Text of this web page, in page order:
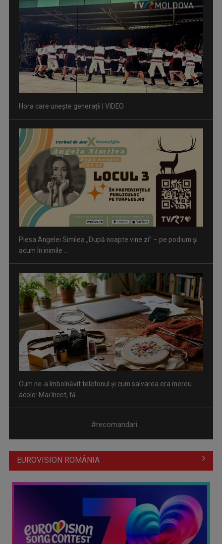
Hora care unește generații | VIDEO
Piesa Angelei Similea „După noapte vine zi” – pe podium şi
acum în inimile ...
Cum ne-a îmbolnăvit telefonul și cum salvarea era mereu
acolo: Mai încet, fă ...
Anda Călugăreanu cu „N-am noroc” – a cincea cea mai
votată piesă în ...
#recomandari
EUROVISION ROMÂNIA